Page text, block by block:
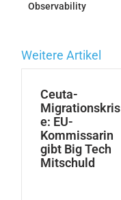
Observability
Weitere Artikel
Ceuta-
Migrationskris
e: EU-
Kommissarin
gibt Big Tech
Mitschuld